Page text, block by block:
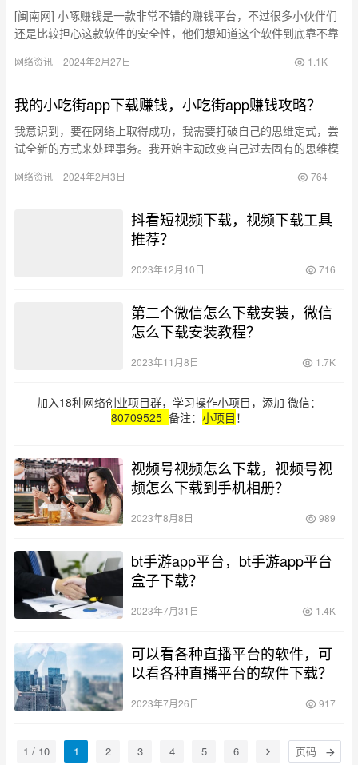
[闽南网] 小啄赚钱是一款非常不错的赚钱平台，不过很多小伙伴们
还是比较担心这款软件的安全性，他们想知道这个软件到底靠不靠
下…
网络资讯 2024年2月27日 1.1K
我的小吃街app下载赚钱，小吃街app赚钱攻略？
我意识到，要在网络上取得成功，我需要打破自己的思维定式，尝
试全新的方式来处理事务。我开始主动改变自己过去固有的思维模
自己去…
网络资讯 2024年2月3日 764
抖看短视频下载，视频下载工具
推荐？
2023年12月10日 716
第二个微信怎么下载安装，微信
怎么下载安装教程？
2023年11月8日 1.7K
加入18种网络创业项目群，学习操作小项目，添加 微信：
80709525 备注： 小项目 ！
视频号视频怎么下载，视频号视
频怎么下载到手机相册？
2023年8月8日 989
bt手游app平台，bt手游app平台
盒子下载？
2023年7月31日 1.4K
可以看各种直播平台的软件，可
以看各种直播平台的软件下载？
2023年7月26日 917
1 / 10 1 2 3 4 5 6